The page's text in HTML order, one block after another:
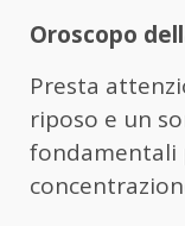
Oroscopo
Presta
riposo e un
fondamentali